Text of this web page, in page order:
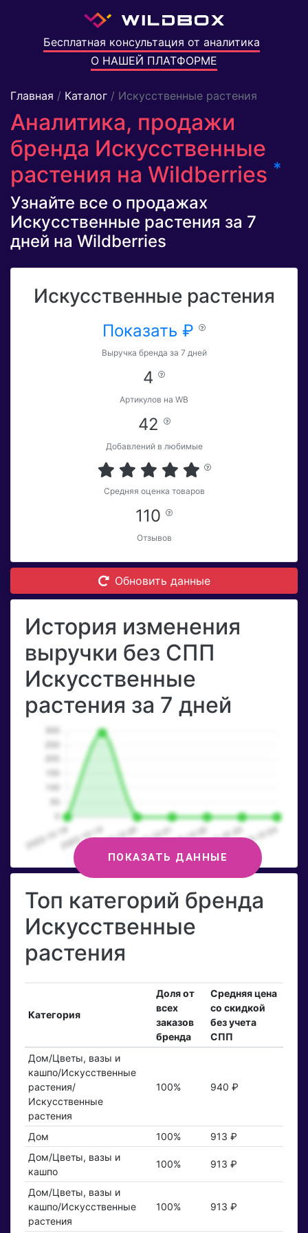
Бесплатная консультация от аналитика
О НАШЕЙ ПЛАТФОРМЕ
Главная / Каталог / Искусственные растения
Аналитика, продажи
бренда Искусственные
растения на Wildberries *
Узнайте все о продажах
Искусственные растения за 7
дней на Wildberries
Искусственные растения
Показать ₽
Выручка бренда за 7 дней
4
Артикулов на WB
42
Добавлений в любимые
Средняя оценка товаров
110
Отзывов
Обновить данные
История изменения
выручки без СПП
Искусственные
растения за 7 дней
ПОКАЗАТЬ ДАННЫЕ
Топ категорий бренда
Искусственные
растения
Категория
Доля от
всех
заказов
бренда
Средняя цена
со скидкой
без учета
СПП
Дом/Цветы, вазы и
кашпо/Искусственные
растения/
Искусственные
растения
100% 940 ₽
Дом 100%
913 ₽
Дом/Цветы, вазы и
кашпо
100% 913 ₽
Дом/Цветы, вазы и
кашпо/Искусственные
растения
100% 913 ₽